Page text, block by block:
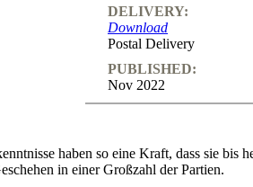
DELIVERY:
Download
Postal Delivery
PUBLISHED:
Nov 2022
haben so eine Kraft, dass sie bis
in einer Großzahl der Partien.